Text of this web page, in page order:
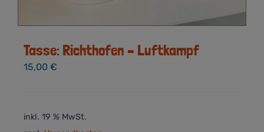
Tasse: Richthofen – Luftkampf
15,00 €
inkl. 19 % MwSt.